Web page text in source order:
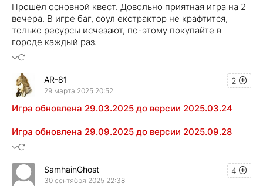
Прошёл основной квест. Довольно приятная игра на 2
вечера. В игре баг, соул екстрактор не крафтится,
только ресурсы исчезают, по-этому покупайте в
городе каждый раз.
2
AR-81
29 марта 2025 20:52
Игра обновлена 29.03.2025 до версии 2025.03.24
Игра обновлена 29.09.2025 до версии 2025.09.28
4
SamhainGhost
30 сентября 2025 22:38